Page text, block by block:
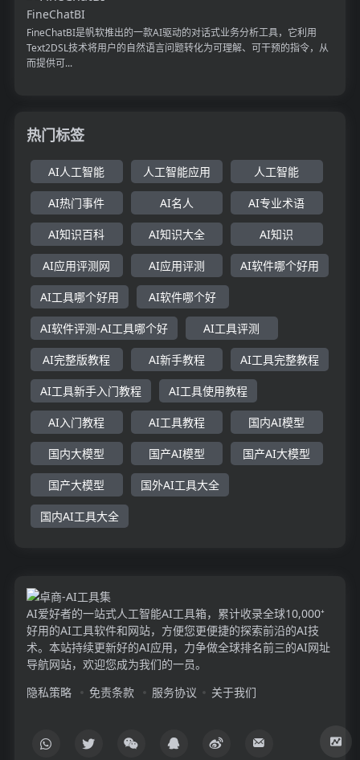
FineChatBI
FineChatBI是帆软推出的一款AI驱动的对话式业务分析工具，它利用
Text2DSL技术将用户的自然语言问题转化为可理解、可干预的指令，从
而提供可...
热门标签
AI人工智能 人工智能应用 人工智能
AI热门事件 AI名人 AI专业术语
AI知识百科 AI知识大全 AI知识
AI应用评测网 AI应用评测 AI软件哪个好用
AI工具哪个好用 AI软件哪个好
AI软件评测-AI工具哪个好 AI工具评测
AI完整版教程 AI新手教程 AI工具完整教程
AI工具新手入门教程 AI工具使用教程
AI入门教程 AI工具教程 国内AI模型
国内大模型 国产AI模型 国产AI大模型
国产大模型 国外AI工具大全
国内AI工具大全
AI爱好者的一站式人工智能AI工具箱，累计收录全球10,000⁺
好用的AI工具软件和网站，方便您更便捷的探索前沿的AI技
术。本站持续更新好的AI应用，力争做全球排名前三的AI网址
导航网站，欢迎您成为我们的一员。
隐私策略
免责条款 服务协议 关于我们